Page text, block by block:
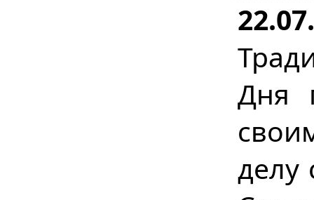
Дня
делу